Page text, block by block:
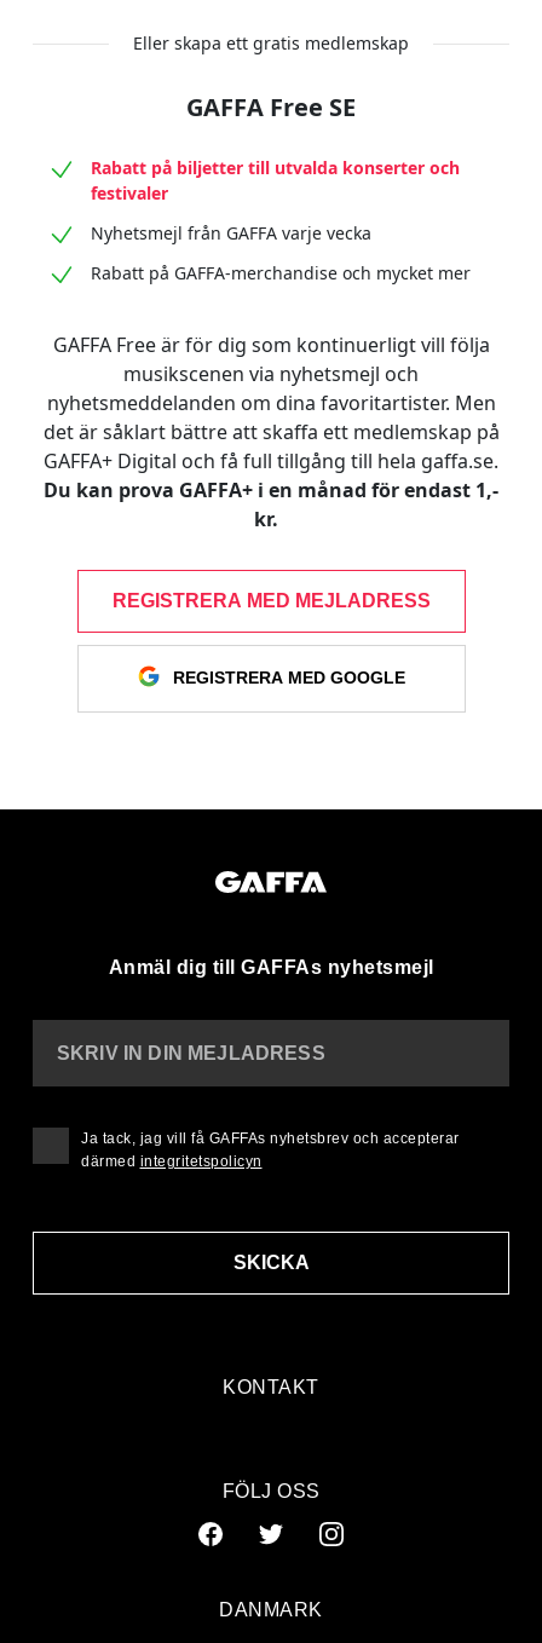
Eller skapa ett gratis medlemskap
GAFFA Free SE
Rabatt på biljetter till utvalda konserter och
festivaler
Nyhetsmejl från GAFFA varje vecka
Rabatt på GAFFA-merchandise och mycket mer
GAFFA Free är för dig som kontinuerligt vill följa
musikscenen via nyhetsmejl och
nyhetsmeddelanden om dina favoritartister. Men
det är såklart bättre att skaffa ett medlemskap på
GAFFA+ Digital och få full tillgång till hela gaffa.se.
Du kan prova GAFFA+ i en månad för endast 1,-
kr.
REGISTRERA MED MEJLADRESS
REGISTRERA MED GOOGLE
Anmäl dig till GAFFAs nyhetsmejl
KONTAKT
SKRIV IN DIN MEJLADRESS
SKICKA
Ja tack, jag vill få GAFFAs nyhetsbrev och accepterar
därmed integritetspolicyn
FÖLJ OSS
DANMARK